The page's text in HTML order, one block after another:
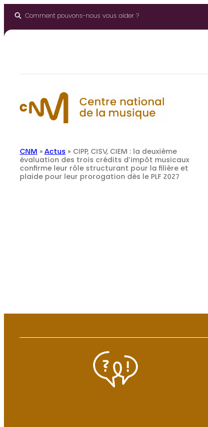
Comment pouvons-nous vous aider ?
CNM » Actus » CIPP, CISV, CIEM : la deuxième
évaluation des trois crédits d’impôt musicaux
confirme leur rôle structurant pour la filière et
plaide pour leur prorogation dès le PLF 2027